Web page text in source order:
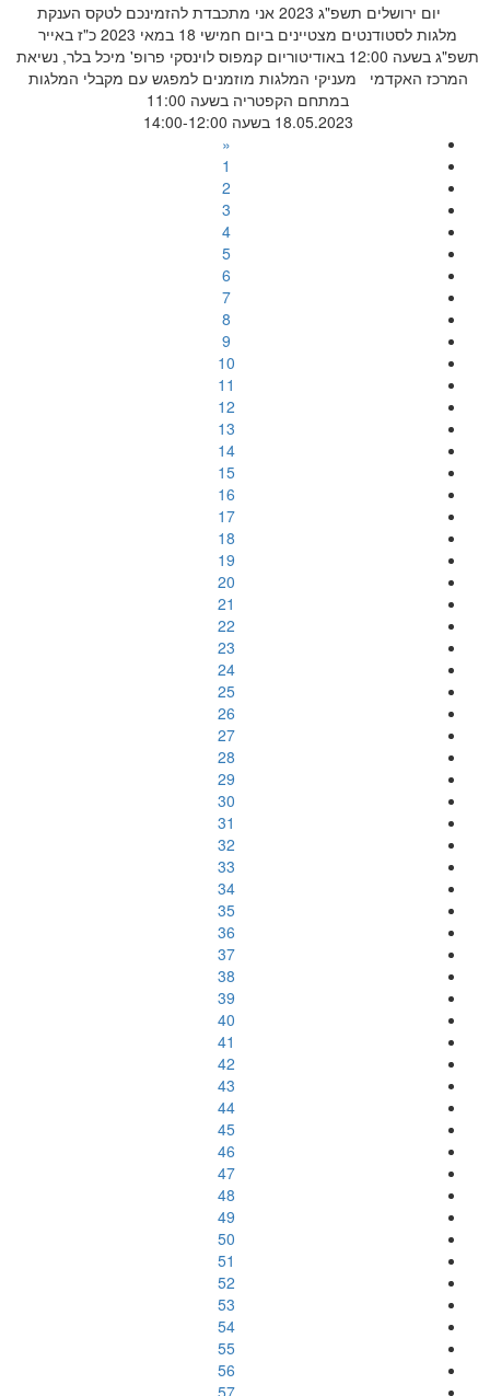
יום ירושלים תשפ"ג 2023 אני מתכבדת להזמינכם לטקס הענקת
מלגות לסטודנטים מצטיינים ביום חמישי 18 במאי 2023 כ"ז באייר
תשפ"ג בשעה 12:00 באודיטוריום קמפוס לוינסקי פרופ' מיכל בלר, נשיאת
המרכז האקדמי מעניקי המלגות מוזמנים למפגש עם מקבלי המלגות
במתחם הקפטריה בשעה 11:00
18.05.2023 בשעה 14:00-12:00
«
1
2
3
4
5
6
7
8
9
10
11
12
13
14
15
16
17
18
19
20
21
22
23
24
25
26
27
28
29
30
31
32
33
34
35
36
37
38
39
40
41
42
43
44
45
46
47
48
49
50
51
52
53
54
55
56
57